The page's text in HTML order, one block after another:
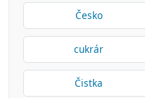
Česko
cukrár
Čistka